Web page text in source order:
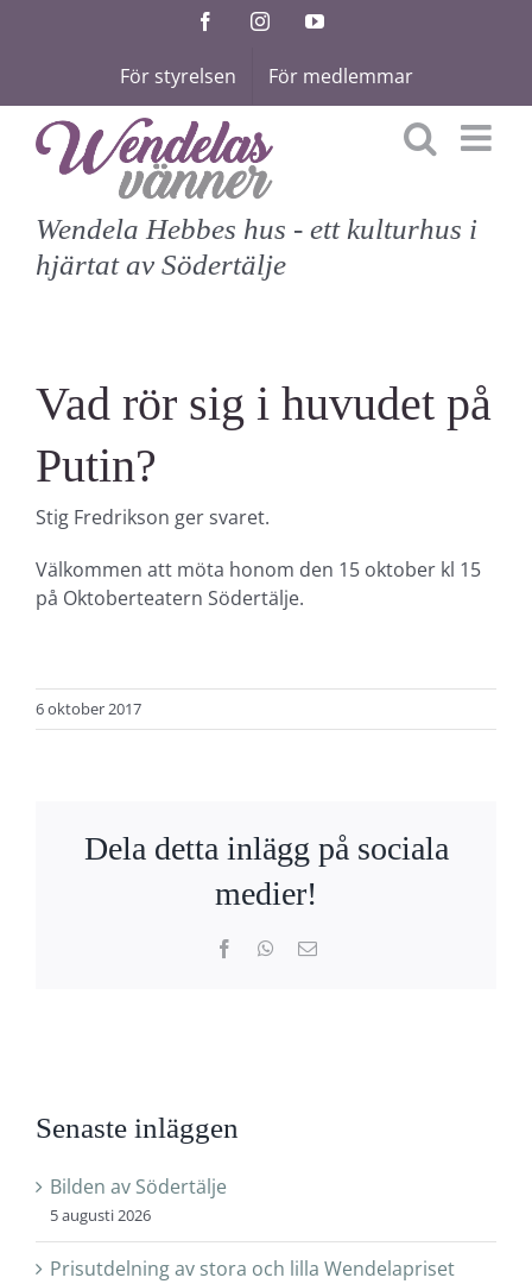
FacebookInstagramYouTube
För styrelsen För medlemmar
Wendela Hebbes hus - ett kulturhus i
hjärtat av Södertälje
Vad rör sig i huvudet på
Putin?
Stig Fredrikson ger svaret.
Välkommen att möta honom den 15 oktober kl 15
på Oktoberteatern Södertälje.
6 oktober 2017
Dela detta inlägg på sociala
medier!
FacebookWhatsApp
E-
Senaste inläggen
Bilden av Södertälje
5 augusti 2026
Prisutdelning av stora och lilla Wendelapriset